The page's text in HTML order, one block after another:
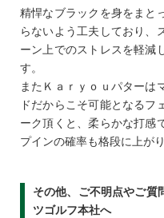
精悍なブラックを身をまと
らないよう工夫しており、
ーン上でのストレスを軽減
す。
またＫａｒｙｏｕパターは
ドだからこそ可能となるフ
ーク頂くと、柔らかな打感
プインの確率も格段に上がり
その他、ご不明点やご質
ツゴルフ本社へ